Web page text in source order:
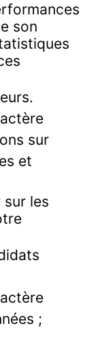
son
sur
et
sur les
;